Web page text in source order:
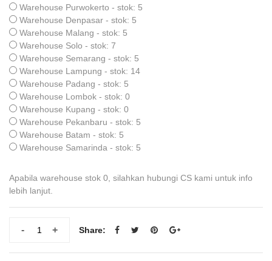
Warehouse Purwokerto - stok: 5
Warehouse Denpasar - stok: 5
Warehouse Malang - stok: 5
Warehouse Solo - stok: 7
Warehouse Semarang - stok: 5
Warehouse Lampung - stok: 14
Warehouse Padang - stok: 5
Warehouse Lombok - stok: 0
Warehouse Kupang - stok: 0
Warehouse Pekanbaru - stok: 5
Warehouse Batam - stok: 5
Warehouse Samarinda - stok: 5
Apabila warehouse stok 0, silahkan hubungi CS kami untuk info
lebih lanjut.
+
- Share: